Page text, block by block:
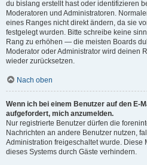
du bislang erstellt hast oder identifizieren
Moderatoren und Administratoren.
eines Ranges nicht direkt ändern, da sie
festgelegt wurden. Bitte schreibe keine
Rang zu erhöhen — die meisten Boards
Moderator oder Administrator wird deinen
wieder zurücksetzen.
Nach oben
Wenn ich bei einem Benutzer auf den E-
aufgefordert, mich anzumelden.
Nur registrierte Benutzer dürfen die
Nachrichten an andere Benutzer nutzen,
Administration freigeschaltet wurde. Diese
dieses Systems durch Gäste verhindern.